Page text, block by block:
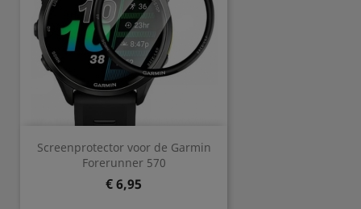
Screenprotector voor de Garmin
Forerunner 570
Prijs
€ 6,95